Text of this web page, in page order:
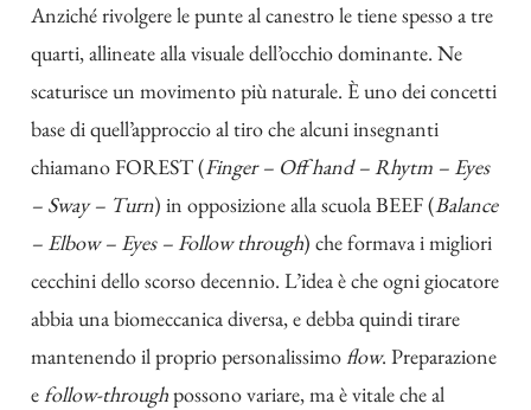
Anziché rivolgere le punte al canestro le tiene spesso a tre
quarti, allineate alla visuale dell’occhio dominante. Ne
scaturisce un movimento più naturale. È uno dei concetti
base di quell’approccio al tiro che alcuni insegnanti
chiamano FOREST (Finger – Off hand – Rhytm – Eyes
– Sway – Turn) in opposizione alla scuola BEEF (Balance
– Elbow – Eyes – Follow through) che formava i migliori
cecchini dello scorso decennio. L’idea è che ogni giocatore
abbia una biomeccanica diversa, e debba quindi tirare
mantenendo il proprio personalissimoflow. Preparazione
efollow-throughpossono variare, ma è vitale che al